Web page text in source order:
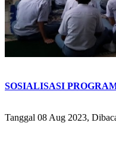
SOSIALISASI
Tanggal 08 Aug 2023,